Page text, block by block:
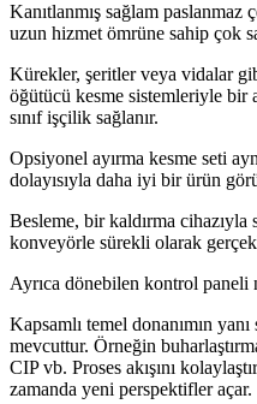
Kanıtlanmış sağlam paslanmaz
uzun hizmet ömrüne sahip çok
Kürekler, şeritler veya vidalar
öğütücü kesme sistemleriyle
sınıf işçilik sağlanır.
Opsiyonel ayırma kesme seti
dolayısıyla daha iyi bir ürün
Besleme, bir kaldırma cihazıyla
konveyörle sürekli olarak
Ayrıca dönebilen kontrol paneli
Kapsamlı temel donanımın
mevcuttur. Örneğin
CIP vb. Proses akışını
zamanda yeni perspektifler açar.